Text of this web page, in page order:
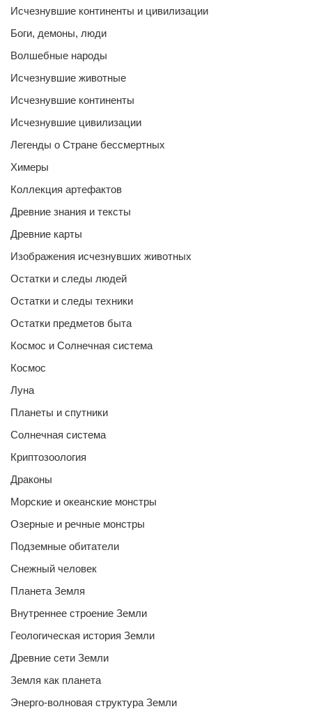
Исчезнувшие континенты и цивилизации
Боги, демоны, люди
Волшебные народы
Исчезнувшие животные
Исчезнувшие континенты
Исчезнувшие цивилизации
Легенды о Стране бессмертных
Химеры
Коллекция артефактов
Древние знания и тексты
Древние карты
Изображения исчезнувших животных
Остатки и следы людей
Остатки и следы техники
Остатки предметов быта
Космос и Солнечная система
Космос
Луна
Планеты и спутники
Солнечная система
Криптозоология
Драконы
Морские и океанские монстры
Озерные и речные монстры
Подземные обитатели
Снежный человек
Планета Земля
Внутреннее строение Земли
Геологическая история Земли
Древние сети Земли
Земля как планета
Энерго-волновая структура Земли